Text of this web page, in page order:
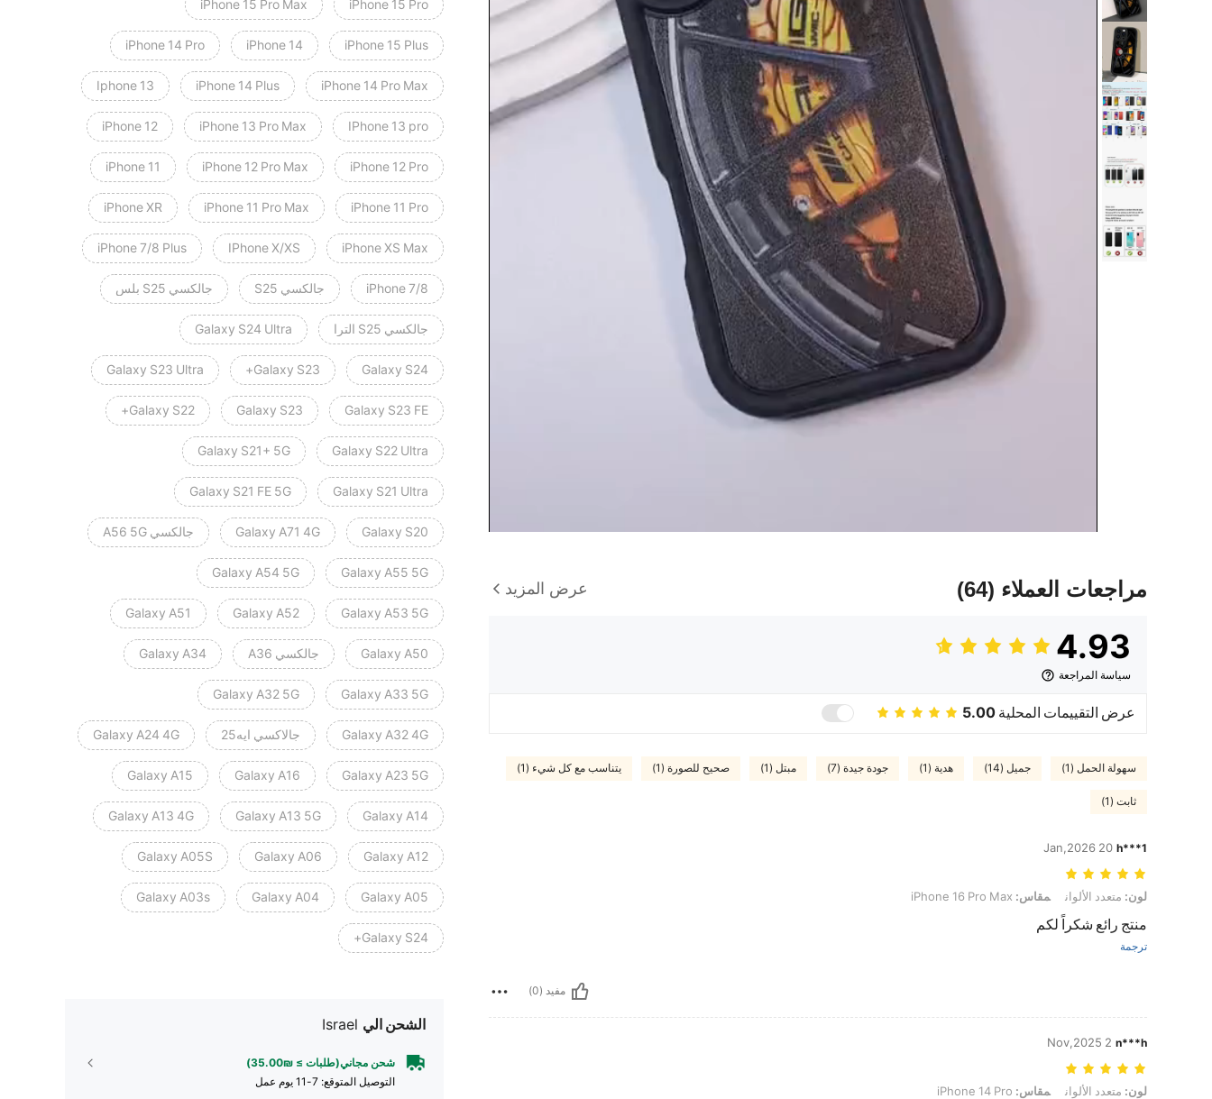
مراجعات العملاء (64) عرض المزيد
4.93
سياسة المراجعة
عرض التقييمات المحلية 5.00
سهولة الحمل (1) جميل (14) هدية (1) جودة جيدة (7) مبتل (1) صحيح للصورة (1) يتناسب مع كل شيء (1)
ثابت (1)
h***1
20 Jan,2026
لون: متعدد الألوان, مقاس: iPhone 16 Pro Max
لون: متعدد الألوان مقاس:
منتج رائع شكراً لكم
ترجمة
مفيد (0)
n***h
2 Nov,2025
لون: متعدد الألوان, مقاس: iPhone 14 Pro
لون: متعدد الألوان مقاس:
iPhone 15 Pro
iPhone 15 Pro Max
iPhone 15 Plus
iPhone 14
iPhone 14 Pro
iPhone 14 Pro Max
iPhone 14 Plus
Iphone 13
IPhone 13 pro
iPhone 13 Pro Max
iPhone 12
iPhone 12 Pro
iPhone 12 Pro Max
iPhone 11
iPhone 11 Pro
iPhone 11 Pro Max
iPhone XR
iPhone XS Max
IPhone X/XS
iPhone 7/8 Plus
iPhone 7/8 جالكسي S25 جالكسي S25 بلس
جالكسي S25 الترا Galaxy S24 Ultra
Galaxy S24
Galaxy S23+
Galaxy S23 Ultra
Galaxy S23 FE
Galaxy S23
Galaxy S22+
Galaxy S22 Ultra
Galaxy S21+ 5G
Galaxy S21 Ultra
Galaxy S21 FE 5G
Galaxy S20
Galaxy A71 4G جالكسي A56 5G
Galaxy A55 5G
Galaxy A54 5G
Galaxy A53 5G
Galaxy A52
Galaxy A51
Galaxy A50 جالكسي A36 Galaxy A34
Galaxy A33 5G
Galaxy A32 5G
Galaxy A32 4G جالاكسي ايه25 Galaxy A24 4G
Galaxy A23 5G
Galaxy A16
Galaxy A15
Galaxy A14
Galaxy A13 5G
Galaxy A13 4G
Galaxy A12
Galaxy A06
Galaxy A05S
Galaxy A05
Galaxy A04
Galaxy A03s
Galaxy S24+
الشحن الي Israel
شحن مجاني(طلبات ≥ ₪35.00)
التوصيل المتوقع: 7-11 يوم عمل